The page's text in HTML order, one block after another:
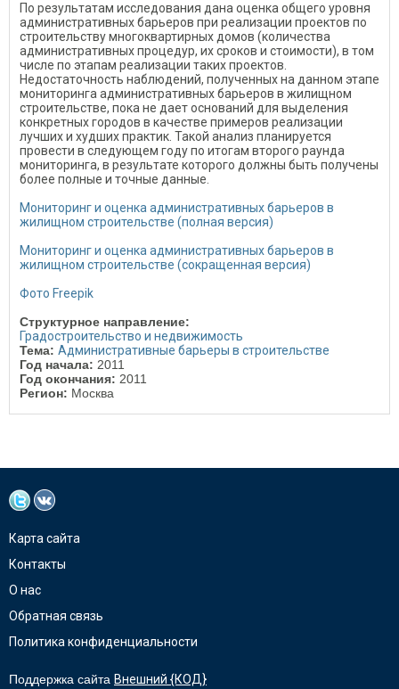
По результатам исследования дана оценка общего уровня
административных барьеров при реализации проектов по
строительству многоквартирных домов (количества
административных процедур, их сроков и стоимости), в том
числе по этапам реализации таких проектов.
Недостаточность наблюдений, полученных на данном этапе
мониторинга административных барьеров в жилищном
строительстве, пока не дает оснований для выделения
конкретных городов в качестве примеров реализации
лучших и худших практик. Такой анализ планируется
провести в следующем году по итогам второго раунда
мониторинга, в результате которого должны быть получены
более полные и точные данные.
Мониторинг и оценка административных барьеров в
жилищном строительстве (полная версия)
Мониторинг и оценка административных барьеров в
жилищном строительстве (сокращенная версия)
Фото Freepik
Структурное направление:
Градостроительство и недвижимость
Тема: Административные барьеры в строительстве
Год начала: 2011
Год окончания: 2011
Регион: Москва
Карта сайта
Контакты
О нас
Обратная связь
Политика конфиденциальности
Поддержка сайта Внешний {КОД}